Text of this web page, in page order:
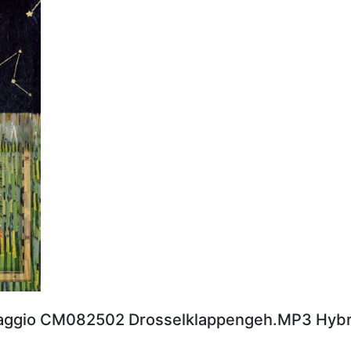
CM082502 Drosselklappengeh.MP3